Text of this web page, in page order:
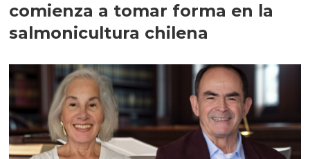
comienza a tomar forma en la
salmonicultura chilena